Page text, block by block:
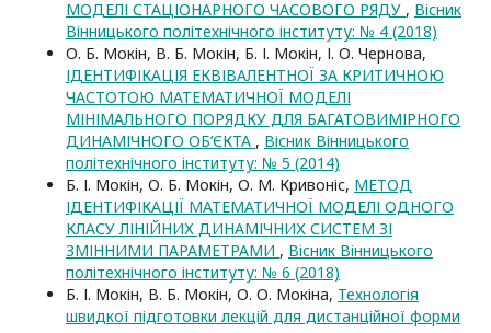
МОДЕЛІ СТАЦІОНАРНОГО ЧАСОВОГО РЯДУ , Вісник
Вінницького політехнічного інституту: № 4 (2018)
О. Б. Мокін, В. Б. Мокін, Б. І. Мокін, І. О. Чернова,
ІДЕНТИФІКАЦІЯ ЕКВІВАЛЕНТНОЇ ЗА КРИТИЧНОЮ
ЧАСТОТОЮ МАТЕМАТИЧНОЇ МОДЕЛІ
МІНІМАЛЬНОГО ПОРЯДКУ ДЛЯ БАГАТОВИМІРНОГО
ДИНАМІЧНОГО ОБ’ЄКТА , Вісник Вінницького
політехнічного інституту: № 5 (2014)
Б. І. Мокін, О. Б. Мокін, О. М. Кривоніс, МЕТОД
ІДЕНТИФІКАЦІЇ МАТЕМАТИЧНОЇ МОДЕЛІ ОДНОГО
КЛАСУ ЛІНІЙНИХ ДИНАМІЧНИХ СИСТЕМ ЗІ
ЗМІННИМИ ПАРАМЕТРАМИ , Вісник Вінницького
політехнічного інституту: № 6 (2018)
Б. І. Мокін, В. Б. Мокін, О. О. Мокіна, Технологія
швидкої підготовки лекцій для дистанційної форми